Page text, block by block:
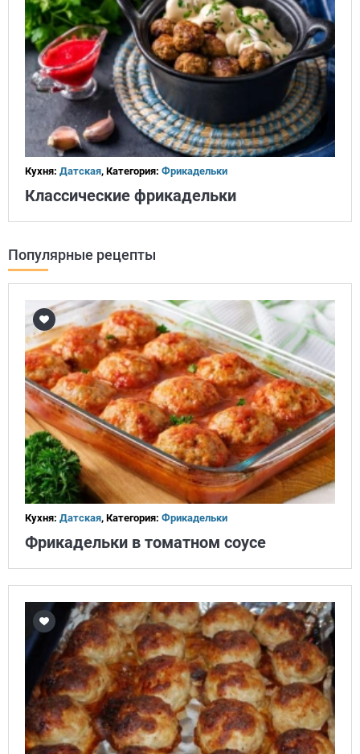
Кухня: Датская, Категория: Фрикадельки
Классические фрикадельки
Популярные рецепты
Кухня: Датская, Категория: Фрикадельки
Фрикадельки в томатном соусе